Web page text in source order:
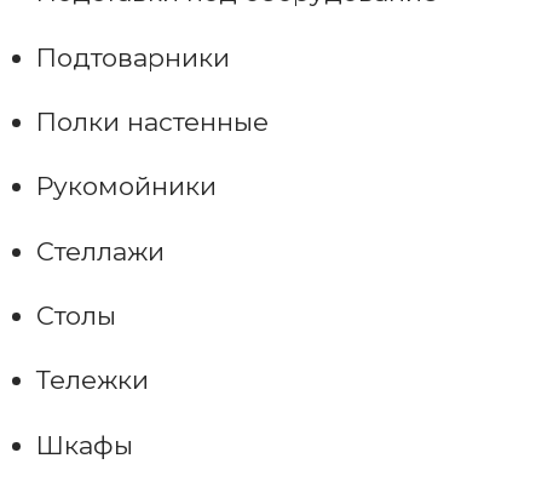
Подтоварники
Полки настенные
Рукомойники
Стеллажи
Столы
Тележки
Шкафы